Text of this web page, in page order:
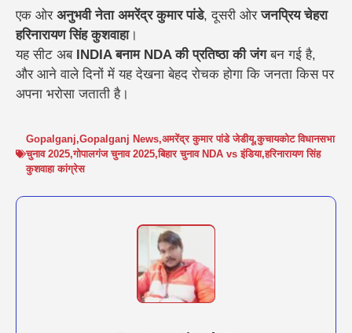
एक ओर अनुभवी नेता अमरेंद्र कुमार पांडे, दूसरी ओरजनप्रिय चेहरा
हरिनारायण सिंह कुशवाहा।
यह सीट अब INDIA बनाम NDA की प्रतिष्ठा की जंगबन गई है,
और आने वाले दिनों में यह देखना बेहद रोचक होगा कि जनता किस पर
अपना भरोसा जताती है।
Gopalganj,Gopalganj News,अमरेंद्र कुमार पांडे जेडीयू,कुचायकोट विधानसभा
चुनाव 2025,गोपालगंज चुनाव 2025,बिहार चुनाव NDA vs इंडिया,हरिनारायण सिंह
कुशवाहा कांग्रेस